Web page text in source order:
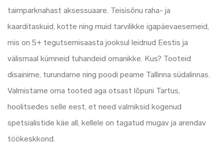
taimparknahast aksessuaare. Teisisõnu raha- ja
kaarditaskuid, kotte ning muid tarvilikke igapäevaesemeid,
mis on 5+ tegutsemisaasta jooksul leidnud Eestis ja
välismaal kümneid tuhandeid omanikke. Kus? Tooteid
disainime, turundame ning poodi peame Tallinna südalinnas.
Valmistame oma tooted aga otsast lõpuni Tartus,
hoolitsedes selle eest, et need valmiksid kogenud
spetsialistide käe all, kellele on tagatud mugav ja arendav
töökeskkond.